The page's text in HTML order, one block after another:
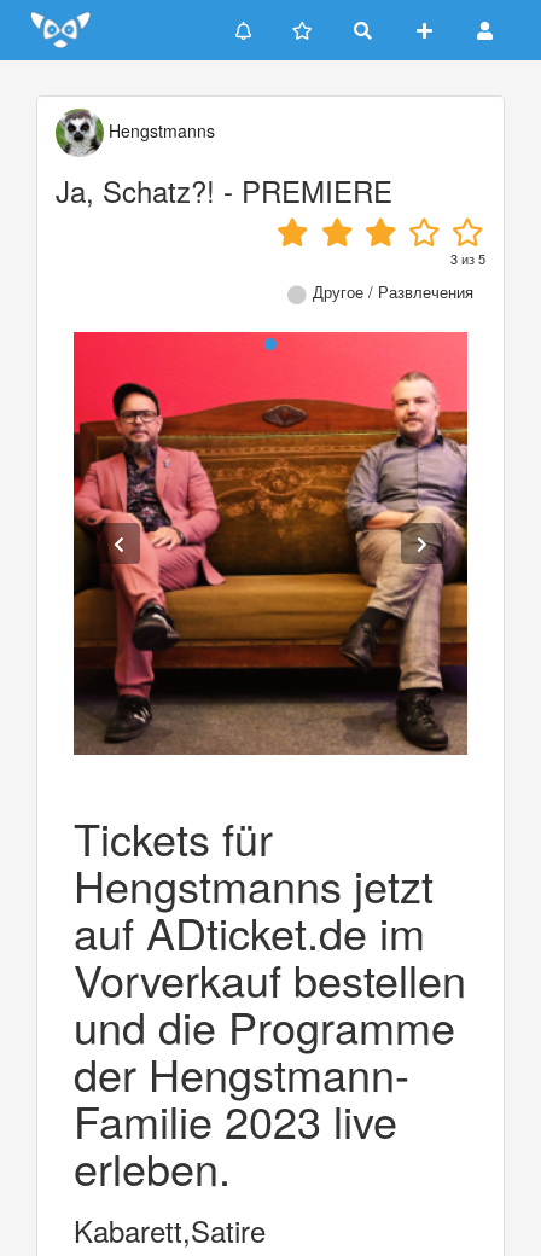
Update cookies preferences
Hengstmanns
Ja, Schatz?! - PREMIERE
3из5
Другое / Развлечения
Tickets für
Hengstmanns jetzt
auf ADticket.de im
Vorverkauf bestellen
und die Programme
der Hengstmann-
Familie 2023 live
erleben.
Kabarett,Satire